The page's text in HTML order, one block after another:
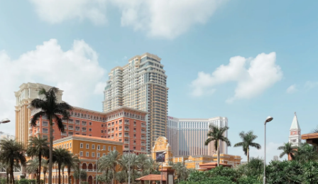
Gestion des freelances
Intégrez et gérez vos freelances partout dans le monde
Sous-traitez les opérations complexes liées à l’emploi
INFRASTRUCTURE
Intégration Remote
Intégrez vos RH aux flux de travail en toute simplicité
Comparer Remote
Examinez notre service par rapport aux autres
Start-ups
Des solutions agiles et internationales pour les RH et la
paie des entreprises en pleine croissance
Entreprises intermédiaires
Développez vos équipes avec des solutions RH sur
Calculateur de paiement des freelances
Découvrez les devises disponibles et les vitesses de
paiement pour vos freelances internationaux
APPRENDRE AVEC REMOTE
Recherche et guides
Études de cas
Français
Deutsch
Español
Italiano
Connexion